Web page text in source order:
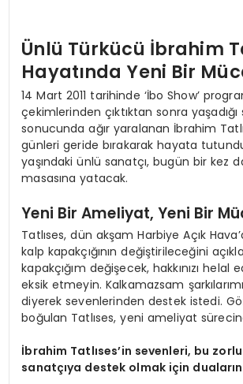
Ünlü Türkücü İbrahim
Hayatında Yeni Bir
14 Mart 2011 tarihinde ‘İbo Show’
çekimlerinden çıktıktan sonra yaşadığı
sonucunda ağır yaralanan İbrahim
günleri geride bırakarak hayata
yaşındaki ünlü sanatçı, bugün bir kez
masasına yatacak.
Yeni Bir Ameliyat, Yeni Bir
Tatlıses, dün akşam Harbiye Açık
kalp kapakçığının değiştirileceğini
kapakçığım değişecek, hakkınızı helal
eksik etmeyin. Kalkamazsam
diyerek sevenlerinden destek istedi.
boğulan Tatlıses, yeni ameliyat
İbrahim Tatlıses’in sevenleri, bu
sanatçıya destek olmak için